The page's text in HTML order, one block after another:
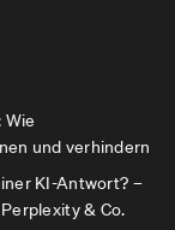
Wie
und verhindern
KI-Antwort? –
& Co.